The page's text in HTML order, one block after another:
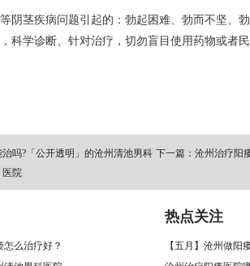
茎疾病问题引起的：勃起困难、勃而不坚、勃
科学诊断、针对治疗，切勿盲目使用药物或者
吗?「公开透明」的沧州清池男科
医院
下一篇：沧州治疗阳
怎么治疗好？
热点关注
【五月】沧州做